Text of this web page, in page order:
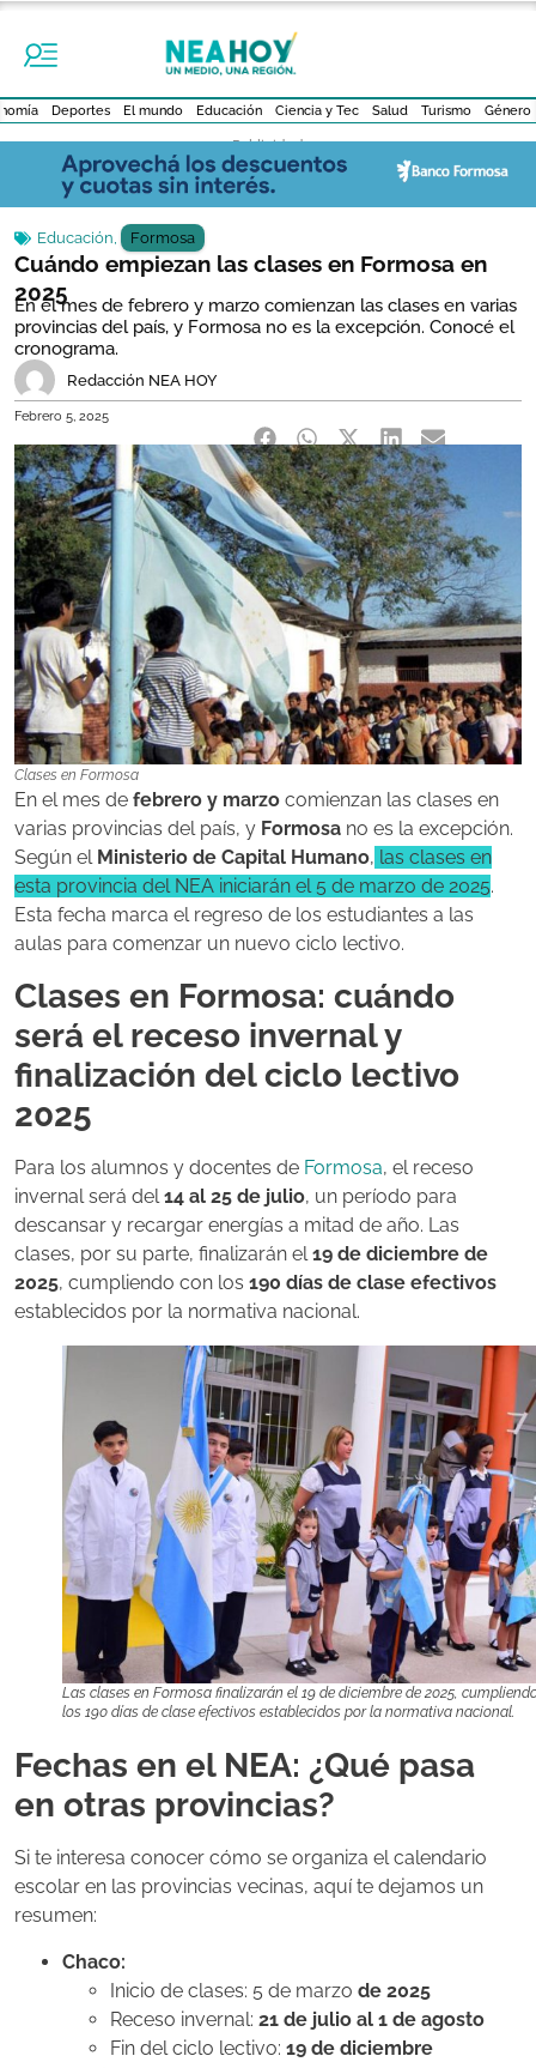
Deportes El mundo Educación Ciencia y Tec Salud Turismo Género
- Publicidad -
Educación, Formosa
Cuándo empiezan las clases en Formosa en
2025
En el mes de febrero y marzo comienzan las clases en varias
provincias del país, y Formosa no es la excepción. Conocé el
cronograma.
Redacción NEA HOY
Febrero 5, 2025
Clases en Formosa
En el mes de febrero y marzo comienzan las clases en
varias provincias del país, y Formosa no es la excepción.
Según el Ministerio de Capital Humano, las clases en
esta provincia del NEA iniciarán el 5 de marzo de 2025.
Esta fecha marca el regreso de los estudiantes a las
aulas para comenzar un nuevo ciclo lectivo.
Clases en Formosa: cuándo
será el receso invernal y
finalización del ciclo lectivo
2025
Para los alumnos y docentes de Formosa, el receso
invernal será del 14 al 25 de julio, un período para
descansar y recargar energías a mitad de año. Las
clases, por su parte, finalizarán el 19 de diciembre de
2025, cumpliendo con los 190 días de clase efectivos
establecidos por la normativa nacional.
Las clases en Formosa finalizarán el 19 de diciembre de 2025,
los 190 días de clase efectivos establecidos por la normativa nacional.
Fechas en el NEA: ¿Qué pasa
en otras provincias?
Si te interesa conocer cómo se organiza el calendario
escolar en las provincias vecinas, aquí te dejamos un
resumen:
Chaco:
Inicio de clases: 5 de marzo de 2025
Receso invernal: 21 de julio al 1 de agosto
Fin del ciclo lectivo: 19 de diciembre